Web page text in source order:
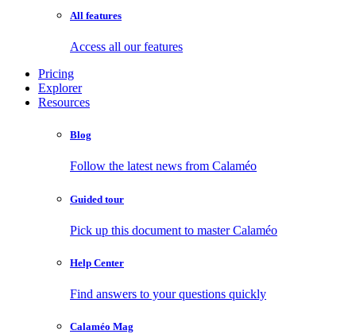
All features
Access all our features
Pricing
Explorer
Resources
Blog
Follow the latest news from Calaméo
Guided tour
Pick up this document to master Calaméo
Help Center
Find answers to your questions quickly
Calaméo Mag